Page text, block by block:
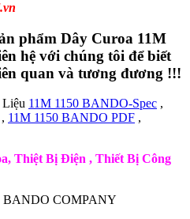
phẩm Dây Curoa 11M
hệ với chúng tôi để biết
quan và tương đương !!!
Liệu 11M 1150 BANDO-Spec ,
, 11M 1150 BANDO PDF ,
Thiệt Bị Điện , Thiết Bị Công
BANDO COMPANY